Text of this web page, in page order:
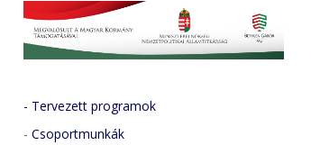
- Tervezett programok
- Csoportmunkák